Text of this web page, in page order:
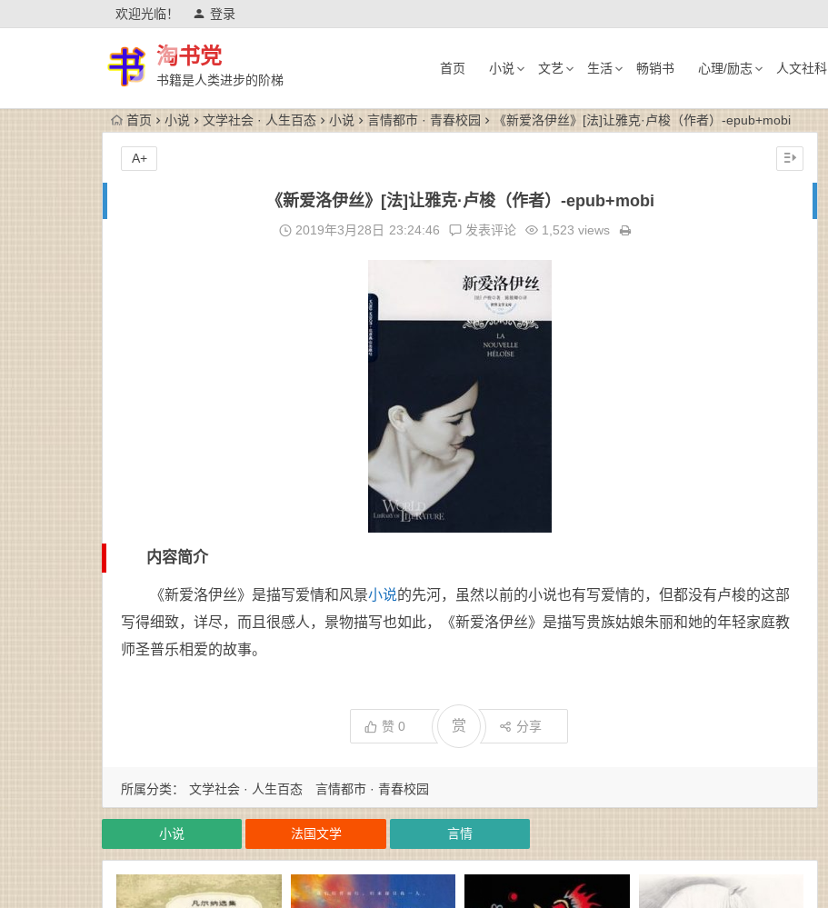
欢迎光临！ 登录
淘书党
书籍是人类进步的阶梯
首页 小说 文艺 生活 畅销书 心理/励志 人文社科
首页 小说 文学社会 · 人生百态 小说 言情都市 · 青春校园 《新爱洛伊丝》[法]让雅克·卢梭（作者）-epub+mobi
《新爱洛伊丝》[法]让雅克·卢梭（作者）-epub+mobi
2019年3月28日 23:24:46 发表评论 1,523 views
内容简介
《新爱洛伊丝》是描写爱情和风景小说的先河，虽然以前的小说也有写爱情的，但都没有卢梭的这部
写得细致，详尽，而且很感人，景物描写也如此，《新爱洛伊丝》是描写贵族姑娘朱丽和她的年轻家庭教
师圣普乐相爱的故事。
赞 0 赏 分享
A+
所属分类： 文学社会 · 人生百态 言情都市 · 青春校园
小说 法国文学 言情